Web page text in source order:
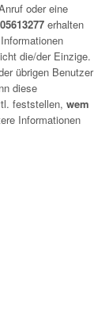
oder eine
erhalten
die/der Einzige.
übrigen Benutzer
diese
feststellen, wem
Informationen